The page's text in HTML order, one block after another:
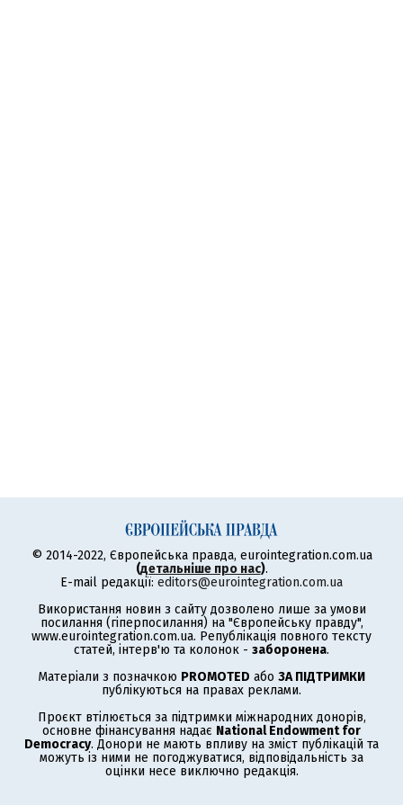
© 2014-2022, Європейська правда, eurointegration.com.ua
(детальніше про нас).
E-mail редакції: editors@eurointegration.com.ua
Використання новин з сайту дозволено лише за умови
посилання (гіперпосилання) на "Європейську правду",
www.eurointegration.com.ua. Републікація повного тексту
статей, інтерв'ю та колонок - заборонена.
Матеріали з позначкою PROMOTED або ЗА ПІДТРИМКИ
публікуються на правах реклами.
Проєкт втілюється за підтримки міжнародних донорів,
основне фінансування надає National Endowment for
Democracy. Донори не мають впливу на зміст публікацій та
можуть із ними не погоджуватися, відповідальність за
оцінки несе виключно редакція.